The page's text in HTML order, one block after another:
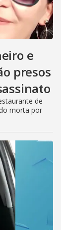
e
presos
de
morta por